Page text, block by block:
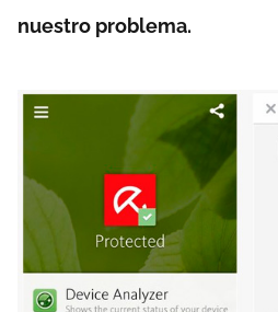
nuestro problema.